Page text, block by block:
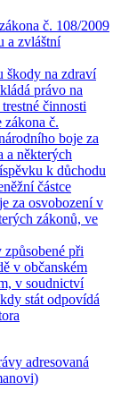
č. 108/2009
a zvláštní
škody na zdraví
právo na
činnosti
č.
boje za
a některých
k důchodu
částce
za osvobození v
zákonů, ve
při
v občanském
v soudnictví
stát odpovídá
adresovaná